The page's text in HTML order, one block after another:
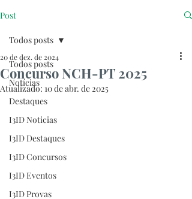
Post
Todos posts
Notícias
Destaques
I3ID Noticias
I3ID Destaques
I3ID Concursos
I3ID Eventos
I3ID Provas
Todos posts
Concurso NCH-PT 2025
20 de dez. de 2024
Atualizado: 10 de abr. de 2025